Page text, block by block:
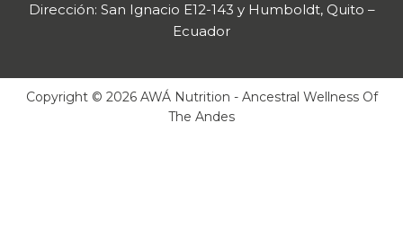
Dirección: San Ignacio E12-143 y Humboldt, Quito –
Ecuador
Copyright © 2026 AWÁ Nutrition - Ancestral Wellness Of
The Andes